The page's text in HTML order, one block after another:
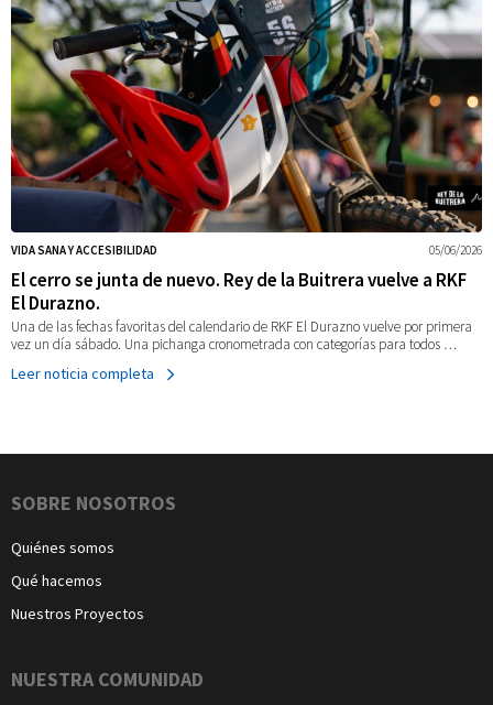
05/06/2026
VIDA SANA Y ACCESIBILIDAD
El cerro se junta de nuevo. Rey de la Buitrera vuelve a RKF
El Durazno.
Una de las fechas favoritas del calendario de RKF El Durazno vuelve por primera
vez un día sábado. Una pichanga cronometrada con categorías para todos …
Leer noticia completa
Navegación
SOBRE NOSOTROS
Quiénes somos
Qué hacemos
Nuestros Proyectos
NUESTRA COMUNIDAD